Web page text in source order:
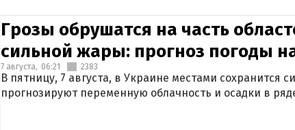
Грозы обрушатся на часть
сильной жары: прогноз погоды
7 августа, 06:21 2383
В пятницу, 7 августа, в Украине местами сохранится
прогнозируют переменную облачность и осадки в